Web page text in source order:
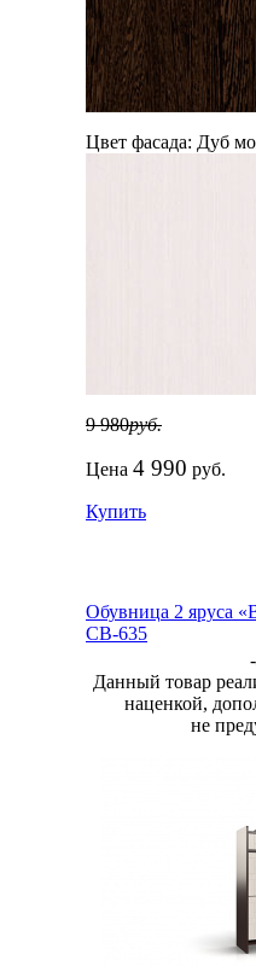
Цвет фасада: Дуб
9 980руб.
Цена 4 990 руб.
Купить
Обувница 2 яруса
СВ-635
Данный товар
наценкой,
не